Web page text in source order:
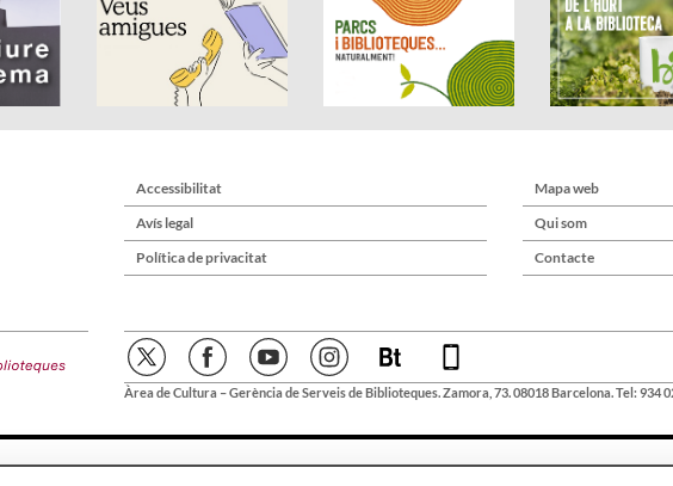
Accessibilitat
Avís legal
Política de privacitat
Mapa web
Qui som
Contacte
Àrea de Cultura – Gerència de Serveis de Biblioteques. Zamora, 73. 08018 Barcelona. Tel: 934